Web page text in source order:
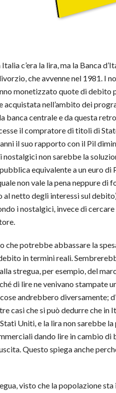
c’era la lira, ma la Banca
che avvenne nel 1981. I
monetizzato quote di
acquistata nell’ambito dei
centrale e da questa
il compratore di titoli di
il suo rapporto con il Pil
non sarebbe la
equivalente a un euro di
non vale la pena neppure di
netto degli interessi sul
i nostalgici, invece di
potrebbe abbassare la
in termini reali.
stregua, per esempio, del
di lire ne venivano stampate
andrebbero diversamente;
casi che si può dedurre che in
Uniti, e la lira non sarebbe
dando lire in cambio di
Questo spiega anche
visto che la popolazione